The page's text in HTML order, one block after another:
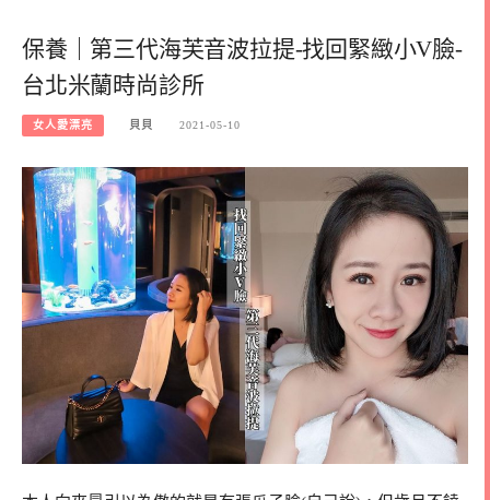
保養｜第三代海芙音波拉提-找回緊緻小V臉-
台北米蘭時尚診所
女人愛漂亮 貝貝 2021-05-10